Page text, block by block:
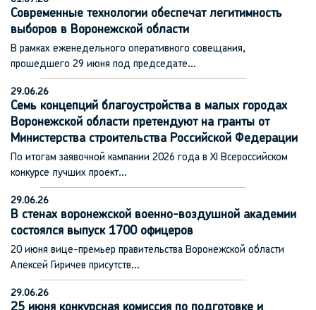
Современные технологии обеспечат легитимность
выборов в Воронежской области
В рамках еженедельного оперативного совещания,
прошедшего 29 июня под председате…
29.06.26
Семь концепций благоустройства в малых городах
Воронежской области претендуют на гранты от
Министерства строительства Российской Федерации
По итогам заявочной кампании 2026 года в XI Всероссийском
конкурсе лучших проект…
29.06.26
В стенах воронежской военно-воздушной академии
состоялся выпуск 1700 офицеров
20 июня вице-премьер правительства Воронежской области
Алексей Гиричев присутств…
29.06.26